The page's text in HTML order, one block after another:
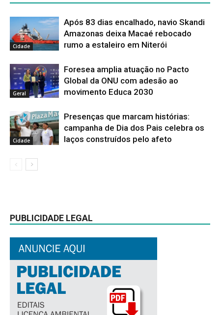
Cidade
Após 83 dias encalhado, navio Skandi
Amazonas deixa Macaé rebocado
rumo a estaleiro em Niterói
Geral
Foresea amplia atuação no Pacto
Global da ONU com adesão ao
movimento Educa 2030
Cidade
Presenças que marcam histórias:
campanha de Dia dos Pais celebra os
laços construídos pelo afeto
PUBLICIDADE LEGAL